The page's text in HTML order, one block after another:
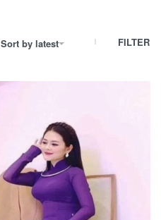
Sort by latest FILTER